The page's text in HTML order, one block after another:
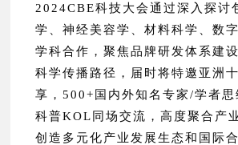
2024CBE科技大会通过深入探讨
学、神经美容学、材料科学、数
学科合作，聚焦品牌研发体系建
科学传播路径，届时将特邀亚洲
享，500+国内外知名专家/学者思
科普KOL同场交流，高度聚合产
创造多元化产业发展生态和国际